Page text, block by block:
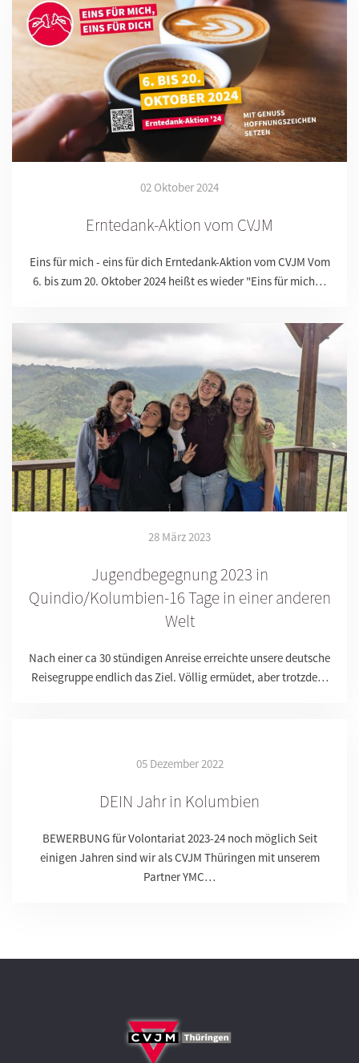
02 Oktober 2024
Erntedank-Aktion vom CVJM
Eins für mich - eins für dich Erntedank-Aktion vom CVJM Vom
6. bis zum 20. Oktober 2024 heißt es wieder "Eins für mich…
28 März 2023
Jugendbegegnung 2023 in
Quindio/Kolumbien-16 Tage in einer anderen
Welt
Nach einer ca 30 stündigen Anreise erreichte unsere deutsche
Reisegruppe endlich das Ziel. Völlig ermüdet, aber trotzde…
05 Dezember 2022
DEIN Jahr in Kolumbien
BEWERBUNG für Volontariat 2023-24 noch möglich Seit
einigen Jahren sind wir als CVJM Thüringen mit unserem
Partner YMC…